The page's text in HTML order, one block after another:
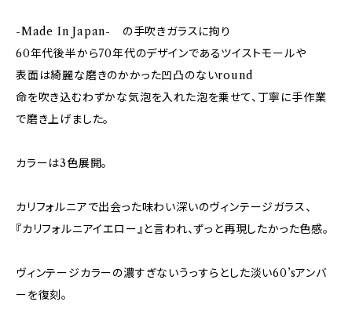
-Made In Japan- の手吹きガラスに拘り
60年代後半から70年代のデザインであるツイストモールや
表面は綺麗な磨きのかかった凹凸のないround
命を吹き込むわずかな気泡を入れた泡を乗せて、丁寧に手作業
で磨き上げました。
カラーは3色展開。
カリフォルニアで出会った味わい深いのヴィンテージガラス、
『カリフォルニアイエロー』と言われ、ずっと再現したかった色感。
ヴィンテージカラーの濃すぎないうっすらとした淡い60’sアンバ
ーを復刻。